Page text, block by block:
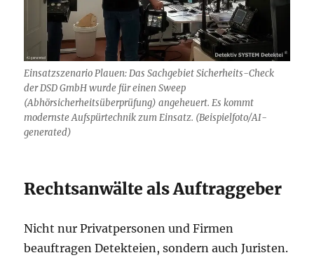
Einsatzszenario Plauen: Das Sachgebiet Sicherheits-Check
der DSD GmbH wurde für einen Sweep
(Abhörsicherheitsüberprüfung) angeheuert. Es kommt
modernste Aufspürtechnik zum Einsatz. (Beispielfoto/AI-
generated)
Rechtsanwälte als Auftraggeber
Nicht nur Privatpersonen und Firmen
beauftragen Detekteien, sondern auch Juristen.